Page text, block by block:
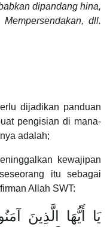
dipandang hina,
dll.
dijadikan panduan
pengisian di mana-
adalah;
kewajipan
itu sebagai
Allah SWT:
يَا أَيُّهَا الَّذِينَ